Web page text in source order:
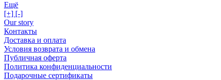
Ещё
[+] [-]
Our story
Контакты
Доставка и оплата
Условия возврата и обмена
Публичная оферта
Политика конфиденциальности
Подарочные сертификаты